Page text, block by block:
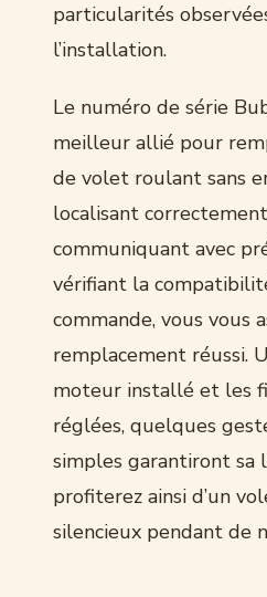
particularités
l’installation.
Le numéro de série
meilleur allié pour
de volet roulant sans
localisant
communiquant avec
vérifiant la
commande, vous vous
remplacement réussi.
moteur installé et les
réglées, quelques
simples garantiront sa
profiterez ainsi d’un
silencieux pendant de